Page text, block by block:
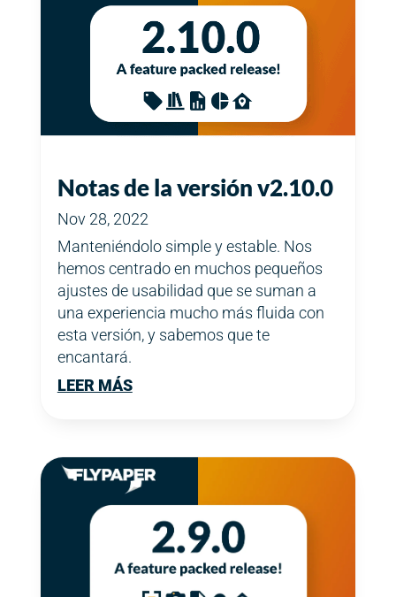
Notas de la versión v2.10.0
Nov 28, 2022
Manteniéndolo simple y estable. Nos
hemos centrado en muchos pequeños
ajustes de usabilidad que se suman a
una experiencia mucho más fluida con
esta versión, y sabemos que te
encantará.
LEER MÁS